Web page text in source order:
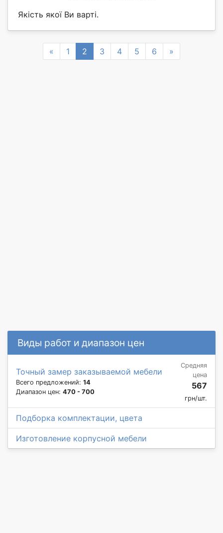
Виды работ и диапазон цен
Точный замер заказываемой мебели
Всего предложений: 14
Диапазон цен: 470 - 700
Средняя
цена
567
грн/шт.
Подборка комплектации, цвета
Изготовление корпусной мебели
Якість якої Ви варті.
« Previous
1 2 3 4 5 6 »